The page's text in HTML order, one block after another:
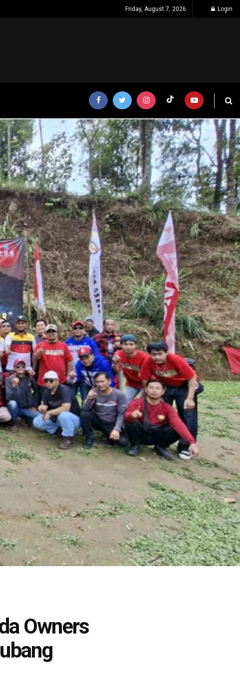
Friday, August 7, 2026 Login
Owners